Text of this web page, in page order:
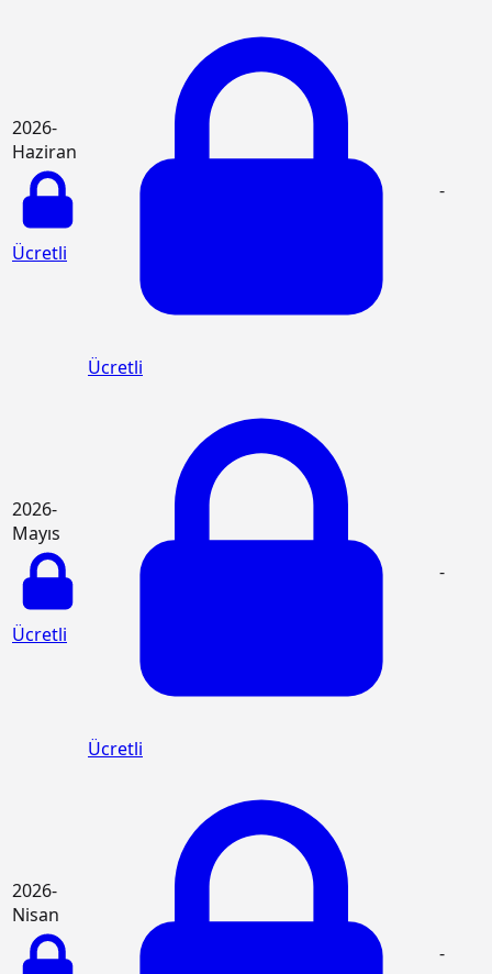
2026-
Haziran
Ücretli
Ücretli
-
2026-
Mayıs
Ücretli
Ücretli
-
2026-
Nisan
-